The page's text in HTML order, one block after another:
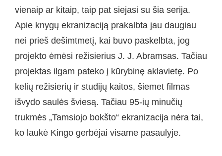
vienaip ar kitaip, taip pat siejasi su šia serija.
Apie knygų ekranizaciją prakalbta jau daugiau
nei prieš dešimtmetį, kai buvo paskelbta, jog
projekto ėmėsi režisierius J. J. Abramsas. Tačiau
projektas ilgam pateko į kūrybinę aklavietę. Po
kelių režisierių ir studijų kaitos, šiemet filmas
išvydo saulės šviesą. Tačiau 95-ių minučių
trukmės „Tamsiojo bokšto“ ekranizacija nėra tai,
ko laukė Kingo gerbėjai visame pasaulyje.